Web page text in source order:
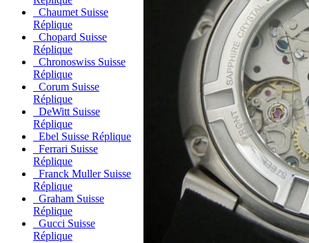
Chaumet Suisse
Réplique
Chopard Suisse
Réplique
Chronoswiss Suisse
Réplique
Corum Suisse
Réplique
DeWitt Suisse
Réplique
Ebel Suisse Réplique
Ferrari Suisse
Réplique
Franck Muller Suisse
Réplique
Graham Suisse
Réplique
Gucci Suisse
Réplique